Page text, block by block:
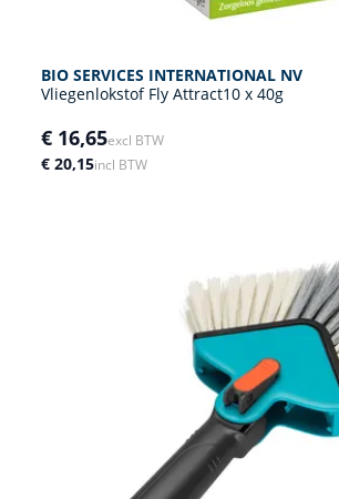
BIO SERVICES INTERNATIONAL NV
Vliegenlokstof Fly Attract10 x 40g
€ 16,65excl BTW
€ 20,15incl BTW